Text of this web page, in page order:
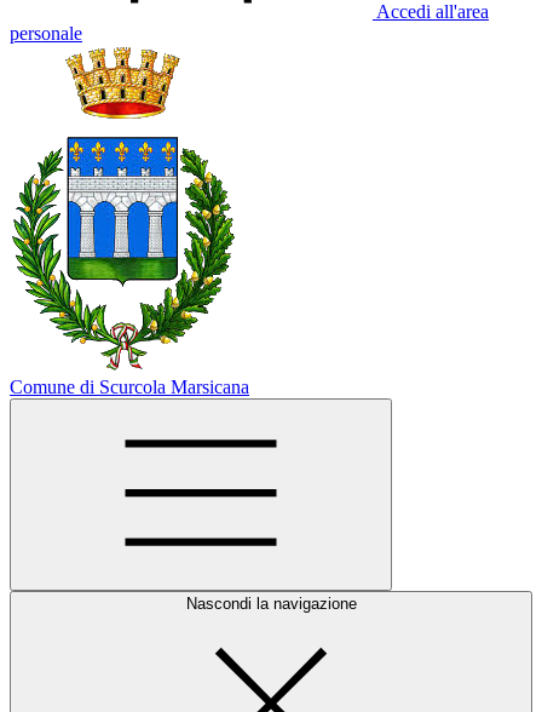
Accedi all'area
personale
Comune di Scurcola Marsicana
Nascondi la navigazione